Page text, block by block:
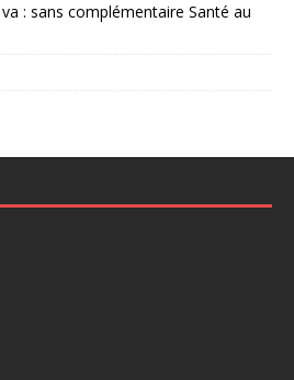
: sans complémentaire Santé au